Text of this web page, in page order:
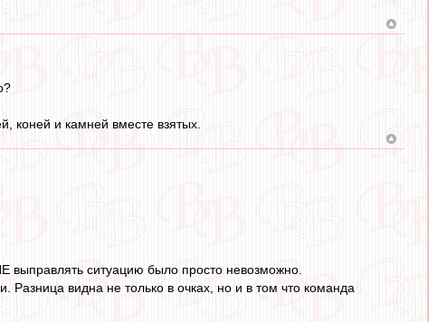
коней и камней вместе взятых.
выправлять ситуацию было просто невозможно.
видна не только в очках, но и в том что команда